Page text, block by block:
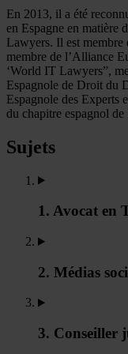
En 2013, il a été
en Espagne en matière
Lawyers. Il est
membre de l’Alliance
‘World IT Lawyers”,
Espagnole de Droit du
Espagnole des Experts
du chapitre espagnol
Sujets
1. Avocat en
2. Médias
3. Conseiller